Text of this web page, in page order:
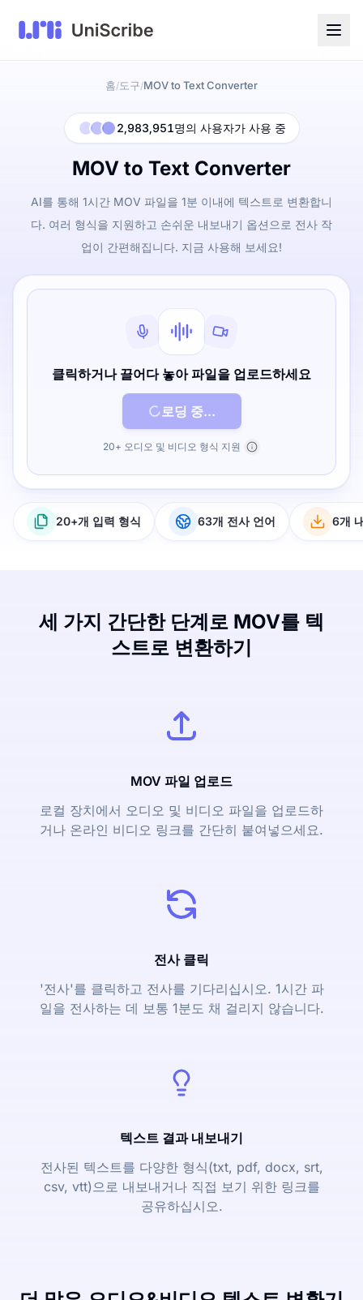
홈/도구/MOV to Text Converter
2,983,951명의 사용자가 사용 중
MOV to Text Converter
AI를 통해 1시간 MOV 파일을 1분 이내에 텍스트로 변환합니
다. 여러 형식을 지원하고 손쉬운 내보내기 옵션으로 전사 작
업이 간편해집니다. 지금 사용해 보세요!
클릭하거나 끌어다 놓아 파일을 업로드하세요
로딩 중...
20+ 오디오 및 비디오 형식 지원
20+개 입력 형식 63개 전사 언어 6개
세 가지 간단한 단계로 MOV를 텍
스트로 변환하기
MOV 파일 업로드
로컬 장치에서 오디오 및 비디오 파일을 업로드하
거나 온라인 비디오 링크를 간단히 붙여넣으세요.
전사 클릭
'전사'를 클릭하고 전사를 기다리십시오. 1시간 파
일을 전사하는 데 보통 1분도 채 걸리지 않습니다.
텍스트 결과 내보내기
전사된 텍스트를 다양한 형식(txt, pdf, docx, srt,
csv, vtt)으로 내보내거나 직접 보기 위한 링크를
공유하십시오.